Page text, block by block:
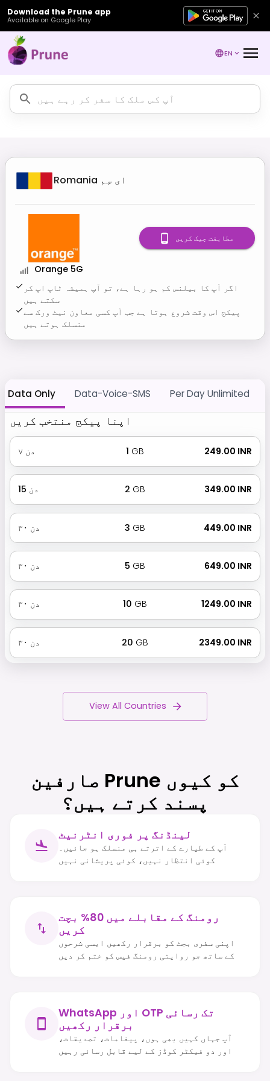
Download the Prune app
Available on Google Play
EN
Romania ای سِم
Orange 5G
اگر آپ کا بیلنس کم ہو رہا ہے، تو آپ ہمیشہ ٹاپ اپ کر
سکتے ہیں
پیکج اس وقت شروع ہوتا ہے جب آپ کسی معاون نیٹ ورک سے
منسلک ہوتے ہیں
مطابقت چیک کریں
Data Only Data-Voice-SMS Per Day Unlimited
اپنا پیکج منتخب کریں
۷ دن 1 GB ₹ 249.00 INR
15 دن 2 GB ₹ 349.00 INR
۳۰ دن 3 GB ₹ 449.00 INR
۳۰ دن 5 GB ₹ 649.00 INR
۳۰ دن 10 GB ₹ 1249.00 INR
۳۰ دن 20 GB ₹ 2349.00 INR
View All Countries
صارفین Prune کو کیوں
پسند کرتے ہیں؟
لینڈنگ پر فوری انٹرنیٹ
آپ کے طیارے کے اترتے ہی منسلک ہو جائیں۔
کوئی انتظار نہیں، کوئی پریشانی نہیں
رومنگ کے مقابلے میں 80% بچت
کریں
اپنی سفری بجٹ کو برقرار رکھیں ایسی شرحوں
کے ساتھ جو روایتی رومنگ فیس کو ختم کر دیں
WhatsApp اور OTP تک رسائی
برقرار رکھیں
آپ جہاں کہیں بھی ہوں، پیغامات، تصدیقات،
اور دو فیکٹر کوڈز کے لیے قابل رسائی رہیں